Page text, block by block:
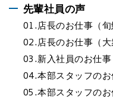
先輩社員の声
01.店長のお仕事（旬
02.店長のお仕事（
03.新入社員のお仕事
04.本部スタッフのお
05.本部スタッフのお